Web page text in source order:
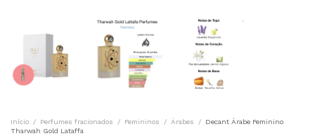
Início / Perfumes fracionados / Femininos / Árabes /
Decant Árabe Feminino
Tharwah Gold Lataffa